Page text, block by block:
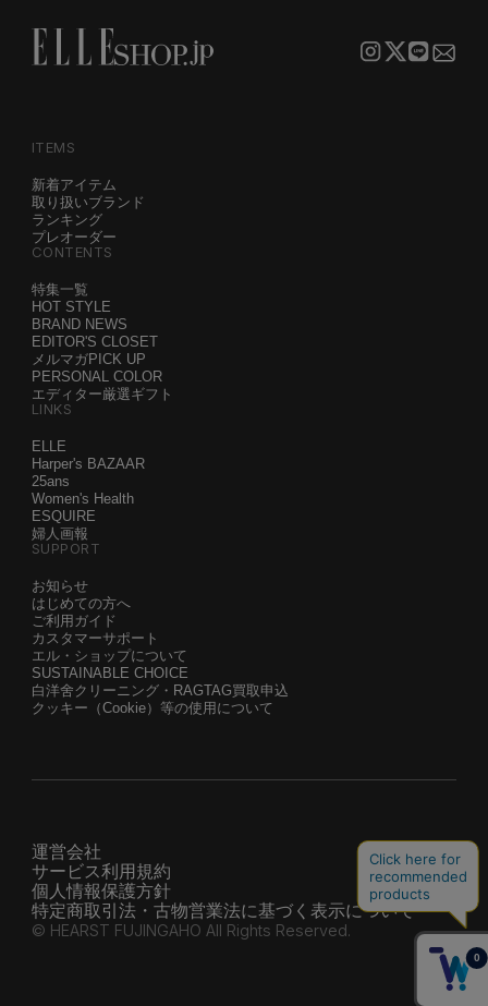
ITEMS
新着アイテム
取り扱いブランド
ランキング
プレオーダー
CONTENTS
特集一覧
HOT STYLE
BRAND NEWS
EDITOR'S CLOSET
メルマガPICK UP
PERSONAL COLOR
エディター厳選ギフト
LINKS
ELLE
Harper's BAZAAR
25ans
Women's Health
ESQUIRE
婦人画報
SUPPORT
お知らせ
はじめての方へ
ご利用ガイド
カスタマーサポート
エル・ショップについて
SUSTAINABLE CHOICE
白洋舍クリーニング・RAGTAG買取申込
クッキー（Cookie）等の使用について
運営会社
サービス利用規約
個人情報保護方針
特定商取引法・古物営業法に基づく表示について
© HEARST FUJINGAHO All Rights Reserved.